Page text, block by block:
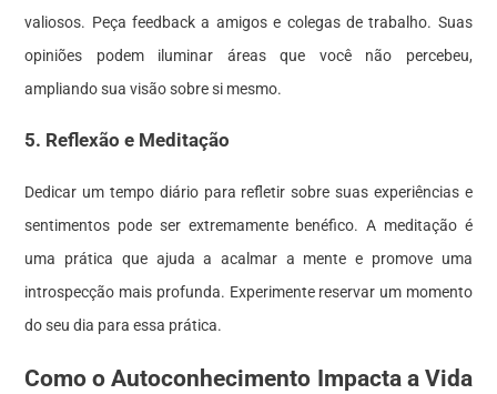
valiosos. Peça feedback a amigos e colegas de trabalho. Suas
opiniões podem iluminar áreas que você não percebeu,
ampliando sua visão sobre si mesmo.
5. Reflexão e Meditação
Dedicar um tempo diário para refletir sobre suas experiências e
sentimentos pode ser extremamente benéfico. A meditação é
uma prática que ajuda a acalmar a mente e promove uma
introspecção mais profunda. Experimente reservar um momento
do seu dia para essa prática.
Como o Autoconhecimento Impacta a Vida